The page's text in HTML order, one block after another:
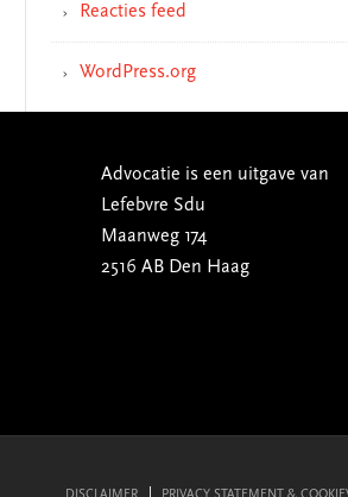
Reacties feed
WordPress.org
Advocatie is een uitgave van
Lefebvre Sdu
Maanweg 174
2516 AB Den Haag